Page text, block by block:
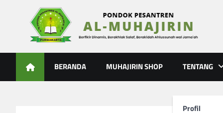
Al-Muhajirin
BERANDA MUHAJIRIN SHOP TENTANG
Profil